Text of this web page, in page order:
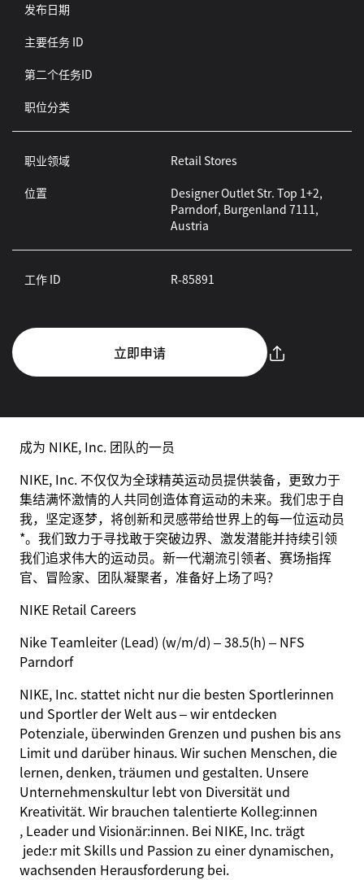
发布日期
主要任务 ID
第二个任务ID
职位分类
职业领域
Retail Stores
位置
Designer Outlet Str. Top 1+2,
Parndorf, Burgenland 7111,
Austria
工作 ID R-85891
立即申请
成为 NIKE, Inc. 团队的一员
NIKE, Inc. 不仅仅为全球精英运动员提供装备，更致力于
集结满怀激情的人共同创造体育运动的未来。我们忠于自
我，坚定逐梦，将创新和灵感带给世界上的每一位运动员
*。我们致力于寻找敢于突破边界、激发潜能并持续引领
我们追求伟大的运动员。新一代潮流引领者、赛场指挥
官、冒险家、团队凝聚者，准备好上场了吗？
NIKE Retail Careers
NikeTeamleiter (Lead) (w/m/d) – 38.5(h) – NFS
Parndorf
NIKE, Inc. stattet nicht nur die besten Sportlerinnen
und Sportler der Welt aus – wir entdecken
Potenziale, überwinden Grenzen und pushen bis ans
Limit und darüber hinaus. Wir suchen Menschen, die
lernen, denken, träumen und gestalten. Unsere
Unternehmenskultur lebt von Diversität und
Kreativität. Wir brauchen talentierte Kolleg:innen
, Leader und Visionär:innen. Bei NIKE, Inc. trägt
jede:r mit Skills und Passion zu einer dynamischen,
wachsenden Herausforderung bei.